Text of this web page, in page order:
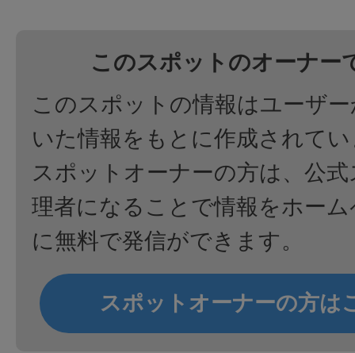
このスポットのオーナー
このスポットの情報はユーザ
いた情報をもとに作成されて
スポットオーナーの方は、公
理者になることで情報をホー
に無料で発信ができます。
スポットオーナーの方は